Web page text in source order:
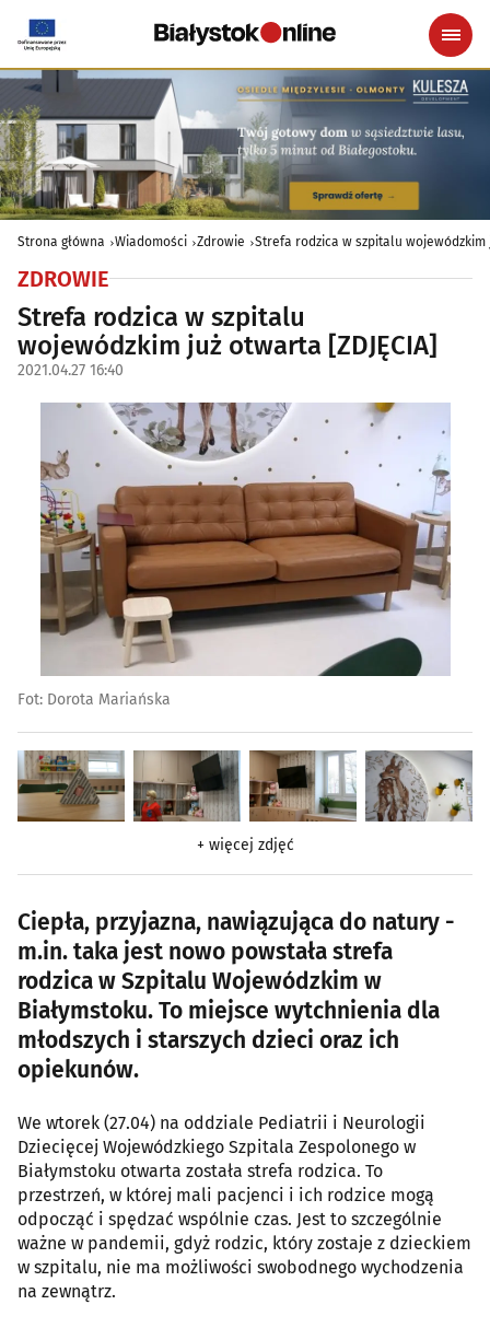
Strona główna Wiadomości Zdrowie Strefa rodzica w szpitalu wojewódzkim
ZDROWIE
Strefa rodzica w szpitalu
wojewódzkim już otwarta [ZDJĘCIA]
2021.04.27 16:40
Fot: Dorota Mariańska
+ więcej zdjęć
Ciepła, przyjazna, nawiązująca do natury -
m.in. taka jest nowo powstała strefa
rodzica w Szpitalu Wojewódzkim w
Białymstoku. To miejsce wytchnienia dla
młodszych i starszych dzieci oraz ich
opiekunów.
We wtorek (27.04) na oddziale Pediatrii i Neurologii
Dziecięcej Wojewódzkiego Szpitala Zespolonego w
Białymstoku otwarta została strefa rodzica. To
przestrzeń, w której mali pacjenci i ich rodzice mogą
odpocząć i spędzać wspólnie czas. Jest to szczególnie
ważne w pandemii, gdyż rodzic, który zostaje z dzieckiem
w szpitalu, nie ma możliwości swobodnego wychodzenia
na zewnątrz.